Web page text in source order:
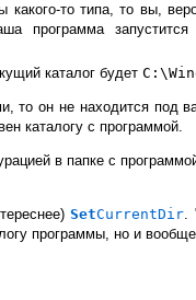
то типа, то вы,
программа
каталог будет
то он не находится
каталогу с программой.
в папке с
SetCurrentDir.
программы, но и